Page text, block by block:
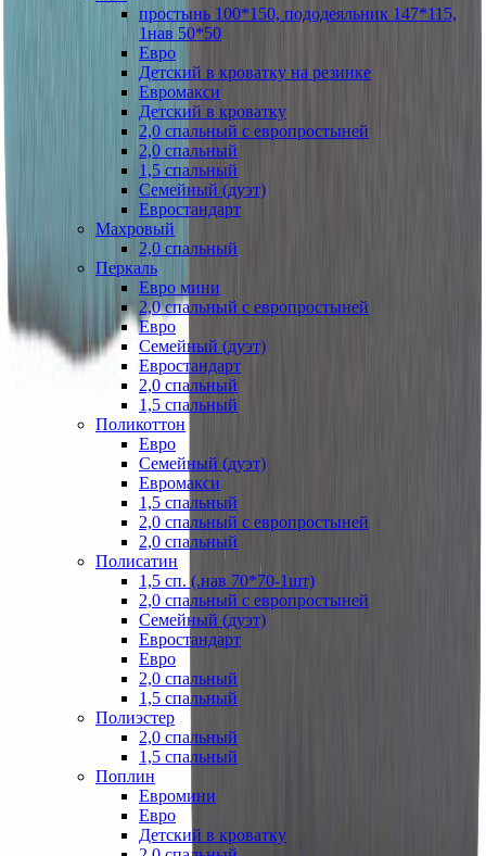
простынь 100*150, пододеяльник 147*115,
1нав 50*50
Евро
Детский в кроватку на резинке
Евромакси
Детский в кроватку
2,0 спальный с европростыней
2,0 спальный
1,5 спальный
Семейный (дуэт)
Евростандарт
Махровый
2,0 спальный
Перкаль
Евро мини
2,0 спальный с европростыней
Евро
Семейный (дуэт)
Евростандарт
2,0 спальный
1,5 спальный
Поликоттон
Евро
Семейный (дуэт)
Евромакси
1,5 спальный
2,0 спальный с европростыней
2,0 спальный
Полисатин
1,5 сп. (.нав 70*70-1шт)
2,0 спальный с европростыней
Семейный (дуэт)
Евростандарт
Евро
2,0 спальный
1,5 спальный
Полиэстер
2,0 спальный
1,5 спальный
Поплин
Евромини
Евро
Детский в кроватку